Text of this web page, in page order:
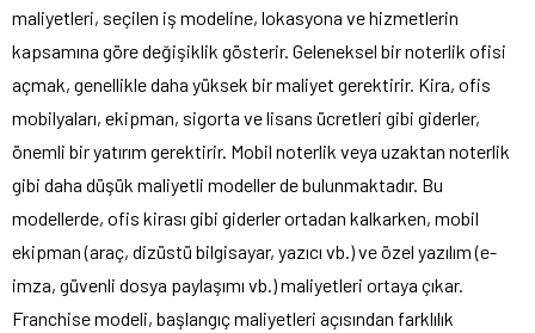
maliyetleri, seçilen iş modeline, lokasyona ve hizmetlerin
kapsamına göre değişiklik gösterir. Geleneksel bir noterlik ofisi
açmak, genellikle daha yüksek bir maliyet gerektirir. Kira, ofis
mobilyaları, ekipman, sigorta ve lisans ücretleri gibi giderler,
önemli bir yatırım gerektirir. Mobil noterlik veya uzaktan noterlik
gibi daha düşük maliyetli modeller de bulunmaktadır. Bu
modellerde, ofis kirası gibi giderler ortadan kalkarken, mobil
ekipman (araç, dizüstü bilgisayar, yazıcı vb.) ve özel yazılım (e-
imza, güvenli dosya paylaşımı vb.) maliyetleri ortaya çıkar.
Franchise modeli, başlangıç maliyetleri açısından farklılık